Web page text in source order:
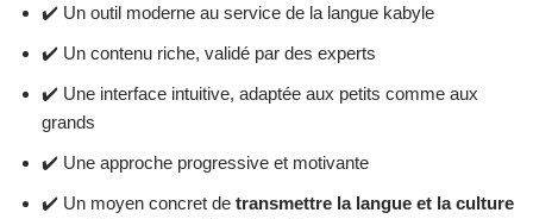
✔️ Un outil moderne au service de la langue kabyle
✔️ Un contenu riche, validé par des experts
✔️ Une interface intuitive, adaptée aux petits comme aux
grands
✔️ Une approche progressive et motivante
✔️ Un moyen concret de transmettre la langue et la culture